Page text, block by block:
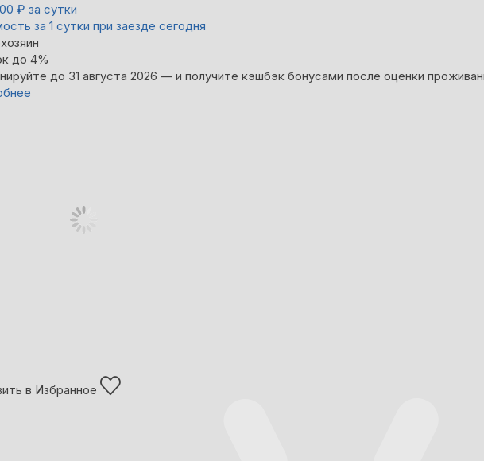
₽ за сутки
за 1 сутки при заезде сегодня
до 4%
до 31 августа 2026 — и получите кэшбэк бонусами после оценки
в Избранное